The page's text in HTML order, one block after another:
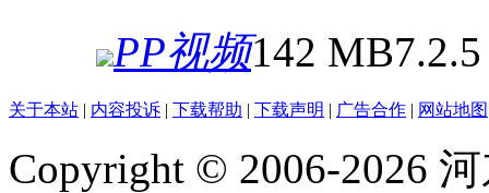
PP视频142 MB7.2.5
关于本站 | 内容投诉 | 下载帮助 | 下载声明 | 广告合作 | 网站地图
Copyright © 2006-2026 河